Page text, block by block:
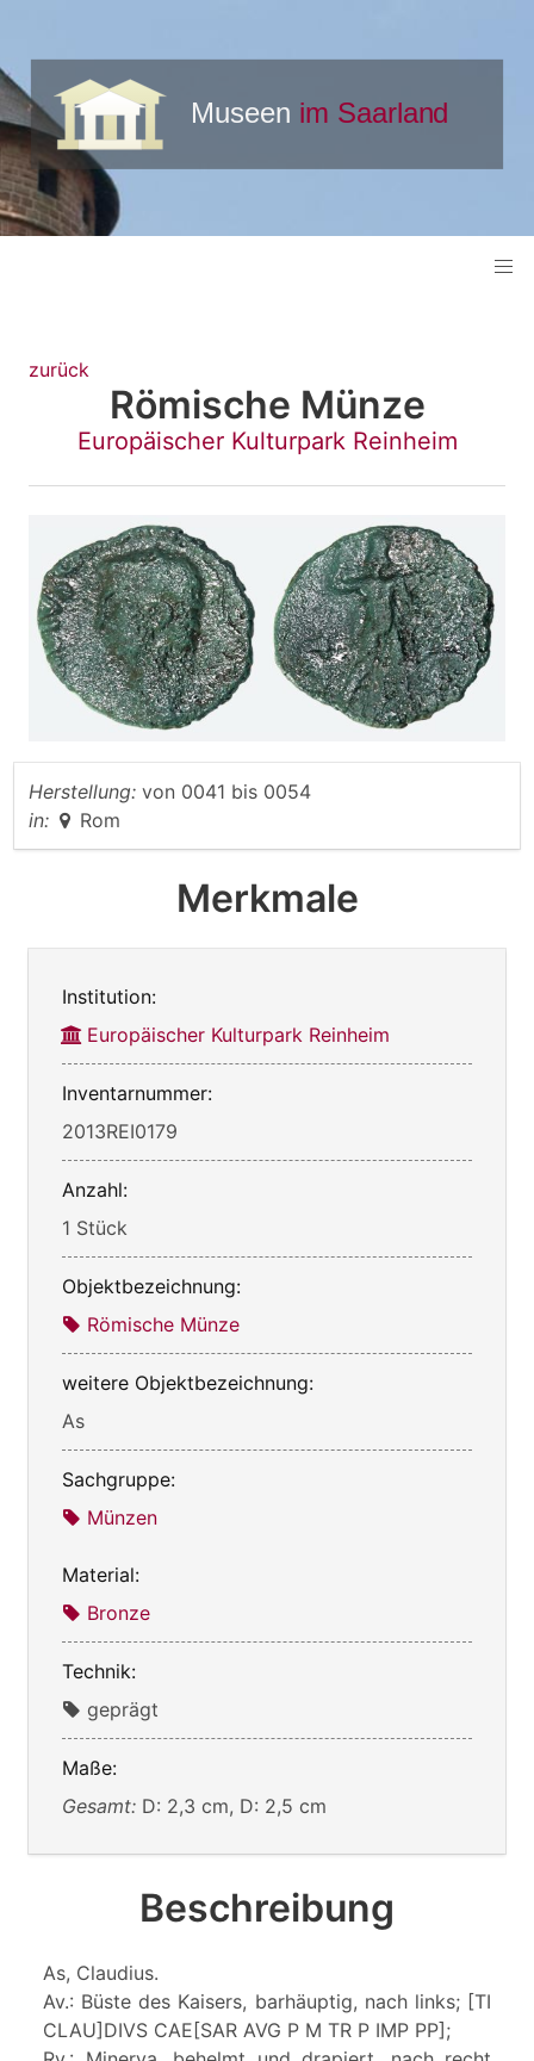
zurück
Römische Münze
Europäischer Kulturpark Reinheim
Herstellung: von 0041 bis 0054
in:
Rom
Merkmale
Institution:
Europäischer Kulturpark Reinheim
Inventarnummer:
2013REI0179
Anzahl:
1 Stück
Objektbezeichnung:
Römische Münze
weitere Objektbezeichnung:
As
Sachgruppe:
Münzen
Material:
Bronze
Technik:
geprägt
Maße:
Gesamt: D: 2,3 cm, D: 2,5 cm
Beschreibung
As, Claudius.
Av.: Büste des Kaisers, barhäuptig, nach links; [TI
CLAU]DIVS CAE[SAR AVG P M TR P IMP PP];